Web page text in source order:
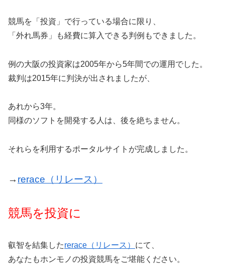
競馬を「投資」で行っている場合に限り、
「外れ馬券」も経費に算入できる判例もできました。
例の大阪の投資家は2005年から5年間での運用でした。
裁判は2015年に判決が出されましたが、
あれから3年。
同様のソフトを開発する人は、後を絶ちません。
それらを利用するポータルサイトが完成しました。
→ rerace（リレース）
競馬を投資に
叡智を結集したrerace（リレース） にて、
あなたもホンモノの投資競馬をご堪能ください。